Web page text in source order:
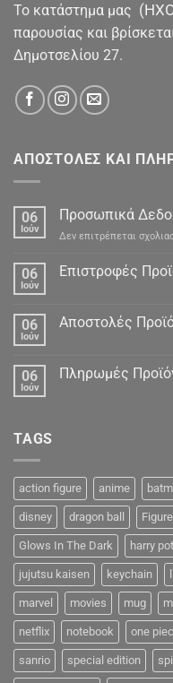
To κατάστημα μας
παρουσίας και
Δημοτσελίου 27.
ΑΠΟΣΤΟΛΕΣ ΚΑΙ
06
Ιούν
Προσωπικά
Δεν επιτρέπεται
06
Ιούν
Επιστροφές
06
Ιούν
Αποστολές
06
Ιούν
Πληρωμές
TAGS
action figure anime
disney dragon ball Figure
Glows In The Dark harry
jujutsu kaisen keychain
marvel movies mug
netflix notebook one
sanrio special edition